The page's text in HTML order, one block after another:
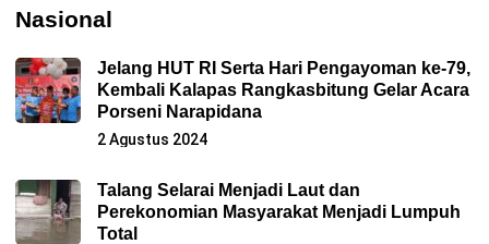
Nasional
Jelang HUT RI Serta Hari Pengayoman ke-79,
Kembali Kalapas Rangkasbitung Gelar Acara
Porseni Narapidana
2 Agustus 2024
Talang Selarai Menjadi Laut dan
Perekonomian Masyarakat Menjadi Lumpuh
Total